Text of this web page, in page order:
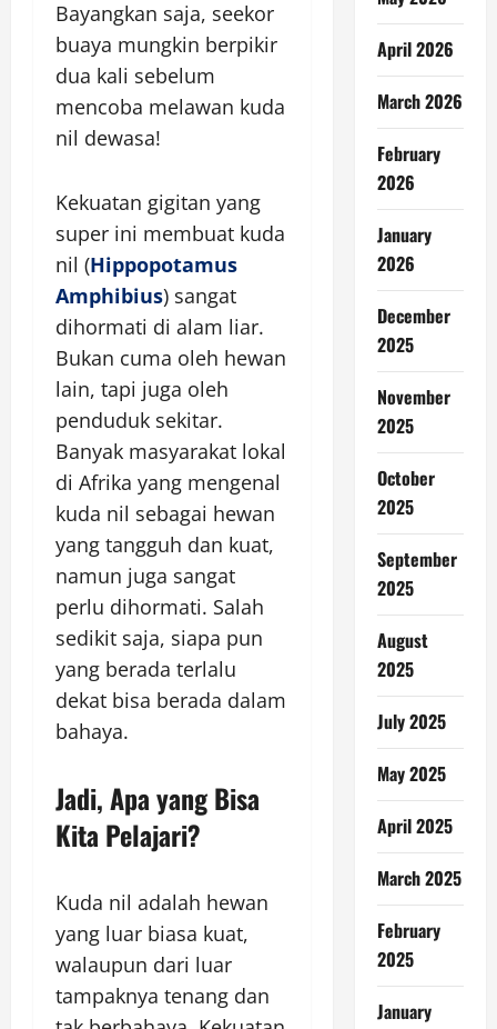
Bayangkan saja, seekor
buaya mungkin berpikir
dua kali sebelum
mencoba melawan kuda
nil dewasa!
Kekuatan gigitan yang
super ini membuat kuda
nil (Hippopotamus
Amphibius) sangat
dihormati di alam liar.
Bukan cuma oleh hewan
lain, tapi juga oleh
penduduk sekitar.
Banyak masyarakat lokal
di Afrika yang mengenal
kuda nil sebagai hewan
yang tangguh dan kuat,
namun juga sangat
perlu dihormati. Salah
sedikit saja, siapa pun
yang berada terlalu
dekat bisa berada dalam
bahaya.
Jadi, Apa yang Bisa
Kita Pelajari?
Kuda nil adalah hewan
yang luar biasa kuat,
walaupun dari luar
tampaknya tenang dan
April 2026
March 2026
February
2026
January
2026
December
2025
November
2025
October
2025
September
2025
August
2025
July 2025
May 2025
April 2025
March 2025
February
2025
January